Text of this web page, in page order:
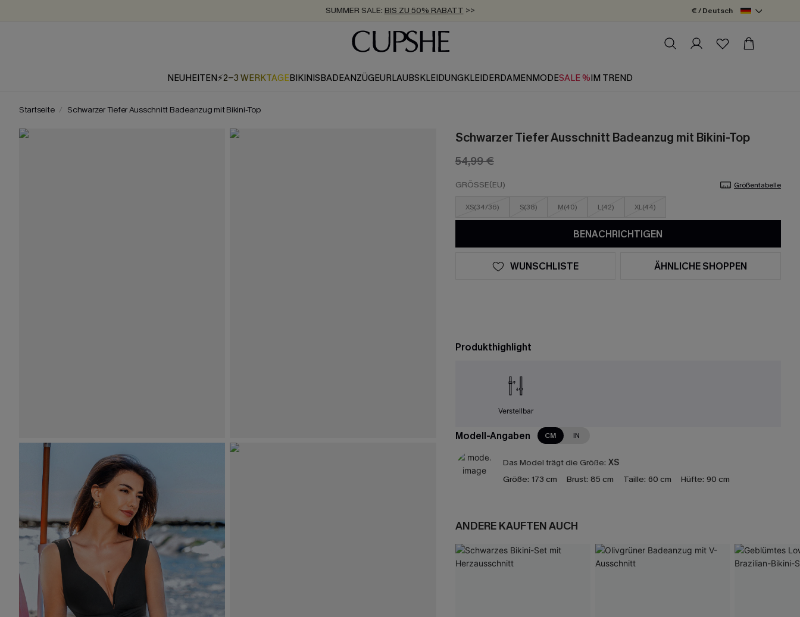
ZUM NEWSLETTER:BIS ZU -20% EXTRA ERHALTEN
KOSTENLOSER VERSAND AB 89 €
€ / Deutsch
NEUHEITEN⚡2-3 WERKTAGEBIKINISBADEANZÜGEURLAUBSKLEIDUNGKLEIDERDAMENMODESALE %IM TREND
Startseite Schwarzer Tiefer Ausschnitt Badeanzug mit Bikini-Top
Schwarzer Tiefer Ausschnitt Badeanzug mit Bikini-Top
54,99 €
GRÖSSE(EU) Größentabelle
XS(34/36) S(38) M(40) L(42) XL(44)
BENACHRICHTIGEN
WUNSCHLISTE ÄHNLICHE SHOPPEN
Produkthighlight
Verstellbar
Modell-Angaben CM IN
Das Model trägt die Größe: XS
Größe: 173 cm Brust: 85 cm Taille: 60 cm Hüfte: 90 cm
ANDERE KAUFTEN AUCH